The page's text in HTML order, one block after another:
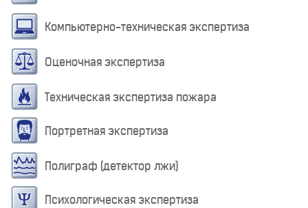
Компьютерно-техническая экспертиза
Оценочная экспертиза
Техническая экспертиза пожара
Портретная экспертиза
Полиграф (детектор лжи)
Психологическая экспертиза